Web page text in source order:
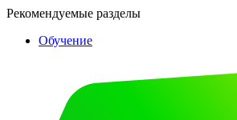
Рекомендуемые разделы
Обучение